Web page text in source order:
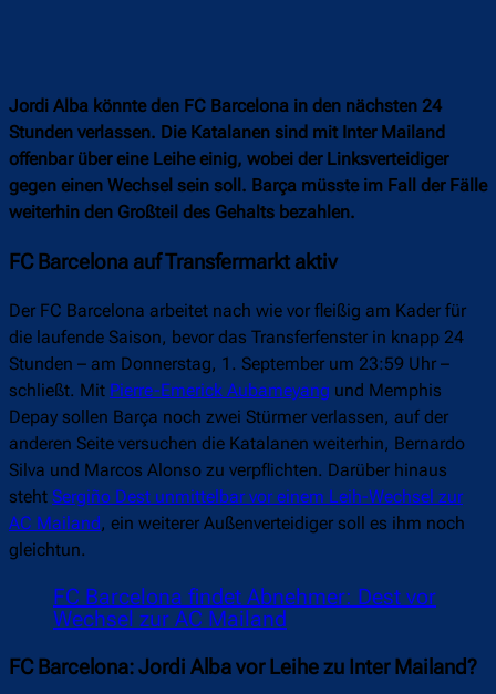
Jordi Alba könnte den FC Barcelona in den nächsten 24
Stunden verlassen. Die Katalanen sind mit Inter Mailand
offenbar über eine Leihe einig, wobei der Linksverteidiger
gegen einen Wechsel sein soll. Barça müsste im Fall der Fälle
weiterhin den Großteil des Gehalts bezahlen.
FC Barcelona auf Transfermarkt aktiv
Der FC Barcelona arbeitet nach wie vor fleißig am Kader für
die laufende Saison, bevor das Transferfenster in knapp 24
Stunden – am Donnerstag, 1. September um 23:59 Uhr –
schließt. Mit Pierre-Emerick Aubameyang und Memphis
Depay sollen Barça noch zwei Stürmer verlassen, auf der
anderen Seite versuchen die Katalanen weiterhin, Bernardo
Silva und Marcos Alonso zu verpflichten. Darüber hinaus
steht Sergiño Dest unmittelbar vor einem Leih-Wechsel zur
AC Mailand, ein weiterer Außenverteidiger soll es ihm noch
gleichtun.
FC Barcelona findet Abnehmer: Dest vor
Wechsel zur AC Mailand
FC Barcelona: Jordi Alba vor Leihe zu Inter Mailand?